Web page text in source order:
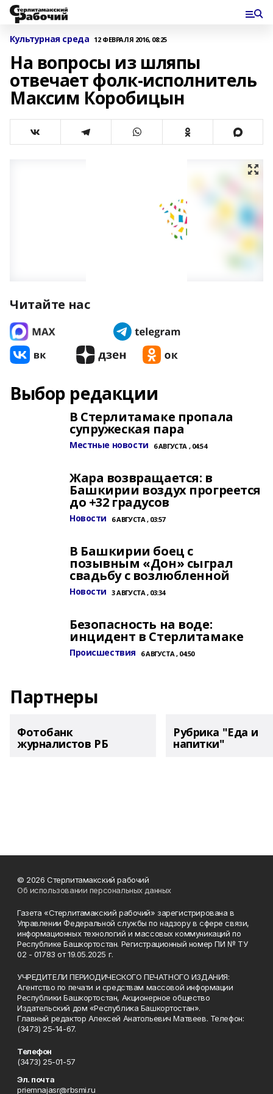
Культурная среда 12 ФЕВРАЛЯ 2016, 08:25
На вопросы из шляпы
отвечает фолк-исполнитель
Максим Коробицын
Читайте нас
Выбор редакции
В Стерлитамаке пропала
супружеская пара
Местные новости 6 АВГУСТА , 04:54
Жара возвращается: в
Башкирии воздух прогреется
до +32 градусов
Новости 6 АВГУСТА , 03:57
В Башкирии боец с
позывным «Дон» сыграл
свадьбу с возлюбленной
Новости 3 АВГУСТА , 03:34
Безопасность на воде:
инцидент в Стерлитамаке
Происшествия 6 АВГУСТА , 04:50
Партнеры
Фотобанк
журналистов РБ
Рубрика "Еда и
напитки"
© 2026 Стерлитамакский рабочий
Об использовании персональных данных
Газета «Стерлитамакский рабочий» зарегистрирована в
Управлении Федеральной службы по надзору в сфере связи,
информационных технологий и массовых коммуникаций по
Республике Башкортостан. Регистрационный номер ПИ № ТУ
02 - 01783 от 19.05.2025 г.
УЧРЕДИТЕЛИ ПЕРИОДИЧЕСКОГО ПЕЧАТНОГО ИЗДАНИЯ:
Агентство по печати и средствам массовой информации
Республики Башкортостан, Акционерное общество
Издательский дом «Республика Башкортостан».
Главный редактор Алексей Анатольевич Матвеев. Телефон:
(3473) 25-14-67.
Телефон
(3473) 25-01-57
Эл. почта
priemnajasr@rbsmi.ru